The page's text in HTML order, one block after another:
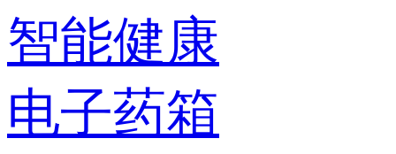
智能健康
电子药箱